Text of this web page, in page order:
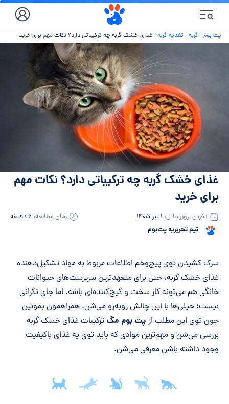
پت بوم-گربه- تغذیه گربه-غذای خشک گربه چه ترکیباتی دارد؟ نکات مهم برای خرید
غذای خشک گربه چه ترکیباتی دارد؟ نکات مهم
برای خرید
تیم تحریریه پت‌بوم
آخرین بروزرسانی: ۱ تیر ۱۴۰۵ زمان مطالعه: ۶ دقیقه
خلاصه مقاله
سرک کشیدن توی پیچ‌وخم اطلاعات مربوط به مواد تشکیل‌دهنده
غذای خشک گربه، حتی برای متعهدترین سرپرست‌های حیوانات
خانگی هم می‌تونه کار سخت و گیج‌کننده‌ای باشه. اما جای نگرانی
نیست؛ خیلی‌ها با این چالش روبه‌رو می‌شن. همراهمون بمونین
چون توی این مطلب از پت بوم مگترکیبات غذای خشک گربه
بررسی می‌شن و مهم‌ترین موادی که باید توی یه غذای باکیفیت
وجود داشته باشن معرفی می‌شن.